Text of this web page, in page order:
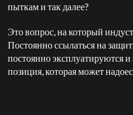
пыткам и так далее?
Это вопрос, на который
Постоянно ссылаться на
постоянно эксплуатируются
позиция, которая может